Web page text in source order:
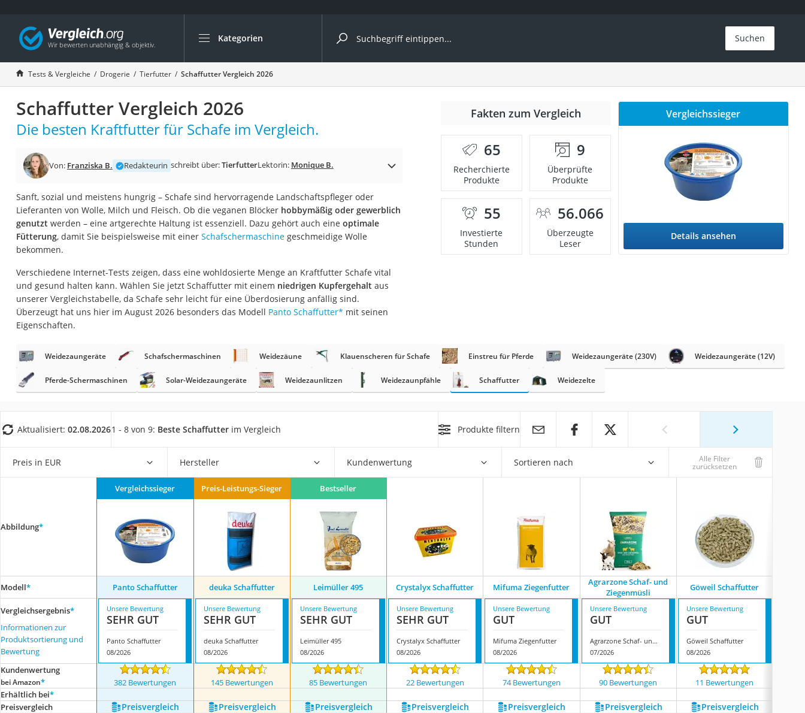
Kategorien
Die beliebtesten Vergleiche nach Kategorie
Drogerie
Inhalator
Haarschneider
Rollator
Katzenklappe (Chip)
Masturbator
Massagepistole
Epilierer
Eiweißpulver
Magnesiumpräparat
Katzenklappe
Zeckenschutz Katze
leichter Haartrockner
Philips-Sonicare-Zahnbürste
Mineralfutter Pferd
Service
Suchen
Tests & Vergleiche Drogerie Tierfutter Schaffutter Vergleich 2026
Schaffutter Vergleich 2026
Die besten Kraftfutter für Schafe im Vergleich.
Von: Franziska B. Redakteurin schreibt über:TierfutterLektorin: Monique B.
Sanft, sozial und meistens hungrig – Schafe sind hervorragende Landschaftspfleger oder
Lieferanten von Wolle, Milch und Fleisch. Ob die veganen Blöcker hobbymäßig oder gewerblich
genutzt werden – eine artgerechte Haltung ist essenziell. Dazu gehört auch eine optimale
Fütterung, damit Sie beispielsweise mit einer Schafschermaschinegeschmeidige Wolle
bekommen.
Verschiedene Internet-Tests zeigen, dass eine wohldosierte Menge an Kraftfutter Schafe vital
und gesund halten kann. Wählen Sie jetzt Schaffutter mit einem niedrigen Kupfergehalt aus
unserer Vergleichstabelle, da Schafe sehr leicht für eine Überdosierung anfällig sind.
Überzeugt hat uns hier im August 2026 besonders das Modell Panto Schaffutter* mit seinen
Eigenschaften.
Fakten zum Vergleich
65
Recherchierte
Produkte
9
Überprüfte
Produkte
55
Investierte
Stunden
56.066
Überzeugte
Leser
Vergleichssieger
Details ansehen
Weidezaungeräte Schafschermaschinen Weidezäune Klauenscheren für Schafe Einstreu für Pferde Weidezaungeräte (230V) Weidezaungeräte (12V)
Pferde-Schermaschinen Solar-Weidezaungeräte Weidezaunlitzen Weidezaunpfähle Schaffutter Weidezelte
Aktualisiert: 02.08.20261 - 8 von 9: Beste Schaffutter im Vergleich Produkte filtern
Preis in EUR Hersteller Kundenwertung Sortieren nach Alle Filter
zurücksetzen
Abbildung*
Vergleichssieger Preis-Leistungs-Sieger Bestseller
Modell* Panto Schaffutter deuka Schaffutter Leimüller 495 Crystalyx Schaffutter Mifuma Ziegenfutter
Agrarzone Schaf- und
Ziegenmüsli
Göweil Schaffutter
Vergleichsergebnis*
Informationen zur
Produktsortierung und
Bewertung
Unsere Bewertung
SEHR GUT
Panto Schaffutter
08/2026
Unsere Bewertung
SEHR GUT
deuka Schaffutter
08/2026
Unsere Bewertung
SEHR GUT
Leimüller 495
08/2026
Unsere Bewertung
SEHR GUT
Crystalyx Schaffutter
08/2026
Unsere Bewertung
GUT
Mifuma Ziegenfutter
08/2026
Unsere Bewertung
GUT
Agrarzone Schaf- und Ziegenmüsli
07/2026
Unsere Bewertung
GUT
Göweil Schaffutter
08/2026
Kundenwertung
bei Amazon* 382 Bewertungen 145 Bewertungen 85 Bewertungen 22 Bewertungen 74 Bewertungen 90 Bewertungen 11 Bewertungen
Erhältlich bei*
Preis­vergleich
Preis­vergleich Preis­vergleich Preis­vergleich Preis­vergleich Preis­vergleich Preis­vergleich Preis­vergleich